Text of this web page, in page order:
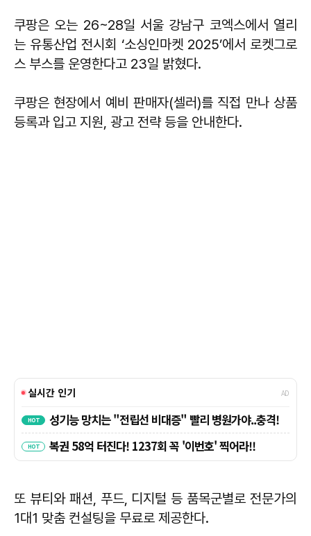
쿠팡은 오는 26~28일 서울 강남구 코엑스에서 열리
는 유통산업 전시회 ‘소싱인마켓 2025’에서 로켓그로
스 부스를 운영한다고 23일 밝혔다.
쿠팡은 현장에서 예비 판매자(셀러)를 직접 만나 상품
등록과 입고 지원, 광고 전략 등을 안내한다.
또 뷰티와 패션, 푸드, 디지털 등 품목군별로 전문가의
1대1 맞춤 컨설팅을 무료로 제공한다.